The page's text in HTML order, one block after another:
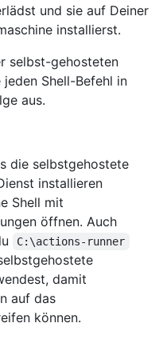
und sie auf Deiner
installierst.
selbst-gehosteten
Shell-Befehl in
aus.
die selbstgehostete
installieren
Shell mit
öffnen. Auch
C:\actions-runner
damit
auf das
können.